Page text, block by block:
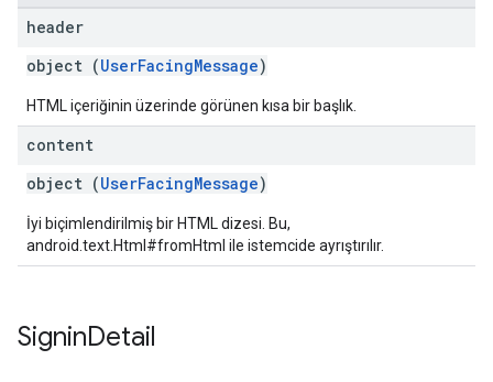
header
object (UserFacingMessage)
HTML içeriğinin üzerinde görünen kısa bir başlık.
content
object (UserFacingMessage)
İyi biçimlendirilmiş bir HTML dizesi. Bu,
android.text.Html#fromHtml ile istemcide ayrıştırılır.
SigninDetail